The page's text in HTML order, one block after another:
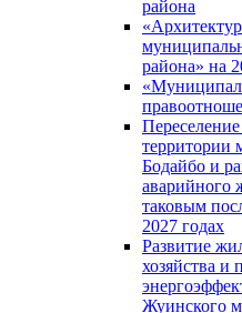
района
района» на
территории
Бодайбо и
аварийного
таковым
2027 годах
Развитие
хозяйства и
Жуинского